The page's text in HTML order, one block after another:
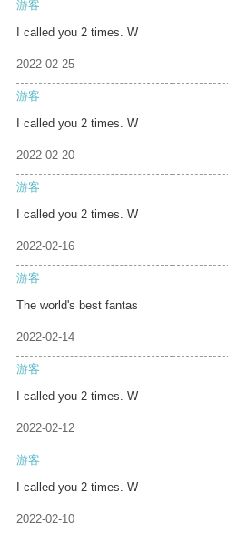
游客
I called you 2 times. W
2022-02-25
游客
I called you 2 times. W
2022-02-20
游客
I called you 2 times. W
2022-02-16
游客
The world's best fantas
2022-02-14
游客
I called you 2 times. W
2022-02-12
游客
I called you 2 times. W
2022-02-10